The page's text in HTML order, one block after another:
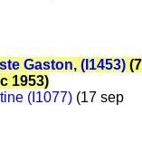
Gaston, (I1453)(7
1953)
(I1077)(17 sep